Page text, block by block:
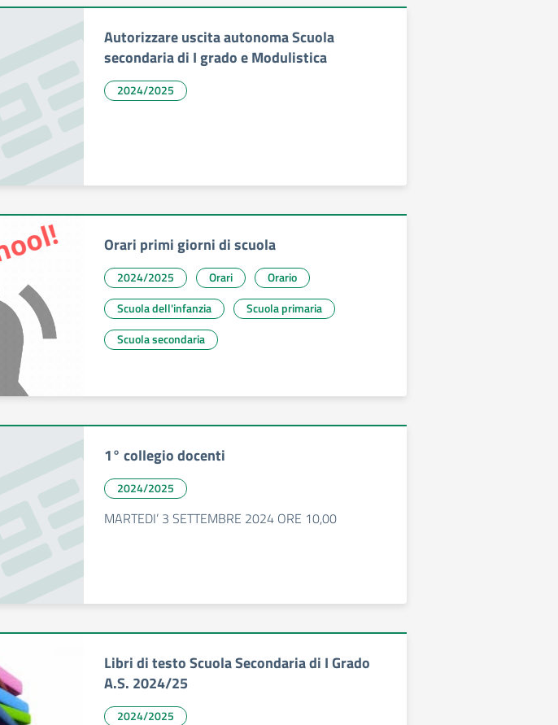
Autorizzare uscita autonoma Scuola
secondaria di I grado e Modulistica
2024/2025
Orari primi giorni di scuola
2024/2025 Orari
Orario
Scuola dell'infanzia
Scuola primaria
Scuola secondaria
1° collegio docenti
2024/2025
MARTEDI’ 3 SETTEMBRE 2024 ORE 10,00
Libri di testo Scuola Secondaria di I Grado
A.S. 2024/25
2024/2025